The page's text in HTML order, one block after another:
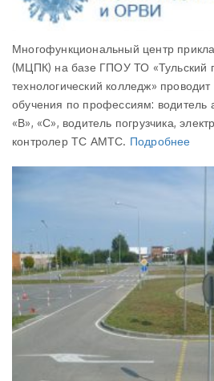
Многофункциональный центр
(МЦПК) на базе ГПОУ ТО «Тульский
технологический колледж»
обучения по профессиям: водитель
«В», «С», водитель погрузчика,
контролер ТС АМТС. Подробнее